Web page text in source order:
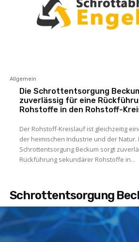
Allgemein
Die Schrottentsorgung
zuverlässig für eine
Rohstoffe in den Rohstoff-
Der Rohstoff-Kreislauf ist gleichzeitig
der heimischen Industrie und der Natur.
Schrottentsorgung Beckum sorgt
Rückführung sekundärer Rohstoffe in...
Schrottentsorgung